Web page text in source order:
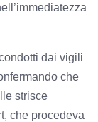
dai vigili
che
strisce
che procedeva